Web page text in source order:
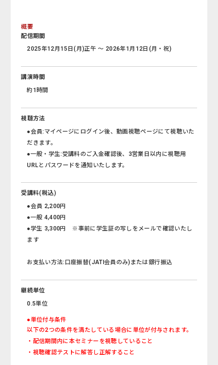
概要
配信期間
2025年12月15日(月)正午 ～ 2026年1月12日(月・祝)
講演時間
約1時間
視聴方法
●会員:マイページにログイン後、動画視聴ページにて視聴いた
だきます。
●一般・学生:受講料のご入金確認後、3営業日以内に視聴用
URLとパスワードを通知いたします。
受講料(税込)
●会員 2,200円
●一般 4,400円
●学生 3,300円 ※事前に学生証の写しをメールで確認いたし
ます
お支払い方法:口座振替(JATI会員のみ)または銀行振込
継続単位
0.5単位
●単位付与条件
以下の2つの条件を満たしている場合に単位が付与されます。
・配信期間内に本セミナーを視聴していること
・視聴確認テストに解答し正解すること